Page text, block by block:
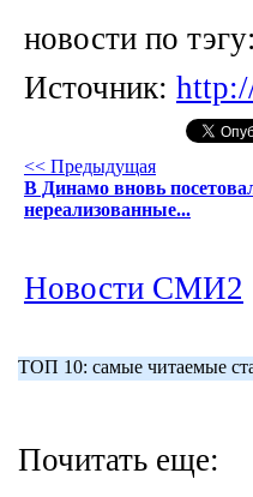
новости по тэгу:
Источник:
<< Предыдущая
В Динамо вновь
нереализованные...
Новости СМИ2
ТОП 10: самые читаемые
Почитать еще: